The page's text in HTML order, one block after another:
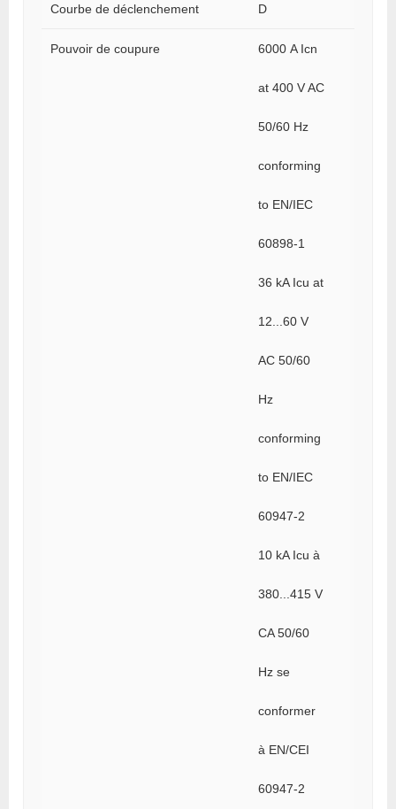
Courbe de déclenchement D
Pouvoir de coupure 6000 A Icn
at 400 V AC
50/60 Hz
conforming
to EN/IEC
60898-1
36 kA Icu at
12...60 V
AC 50/60
Hz
conforming
to EN/IEC
60947-2
10 kA Icu à
380...415 V
CA 50/60
Hz se
conformer
à EN/CEI
60947-2